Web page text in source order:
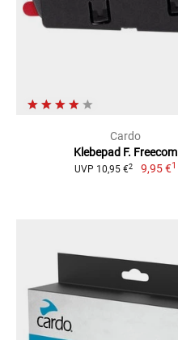
Cardo
Klebepad F. Freecom
UVP 10,95 €2 9,95 €1